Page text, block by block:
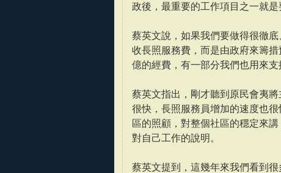
政後，最重要的工作項目之一就
蔡英文說，如果我們要做得很徹
收長照服務費，而是由政府來籌
億的經費，有一部分我們也用來支
蔡英文指出，剛才聽到原民會夷
很快，長照服務員增加的速度也
區的照顧，對整個社區的穩定來
對自己工作的說明。
蔡英文提到，這幾年來我們看到